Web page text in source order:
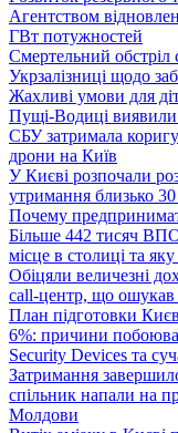
Агентством
ГВт потужностей
Смертельний обстріл
Укрзалізниці щодо
Жахливі умови для
Пущі-Водиці виявили
СБУ затримала
дрони на Київ
У Києві розпочали
утримання близько
Почему
Більше 442 тисяч ВПО
місце в столиці та
Обіцяли величезні
call-центр, що ошукав
План підготовки
6%: причини
Security Devices та
Затримання
спільник напали на
Молдови